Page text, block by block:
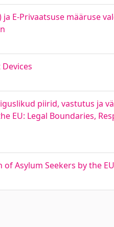
E-Privaatsuse määruse
piirid, vastutus ja
EU: Legal Boundaries,
Asylum Seekers by the